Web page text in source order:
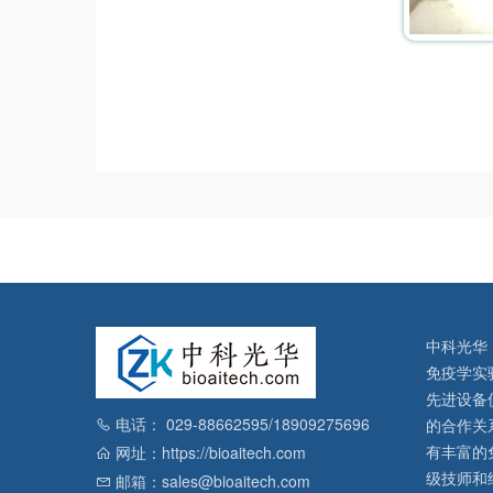
电话： 029-88662595/18909275696
网址：https://bioaitech.com
邮箱：sales@bioaitech.com
中科光华
免疫学实
先进设
的合作
有丰富的
级技师和